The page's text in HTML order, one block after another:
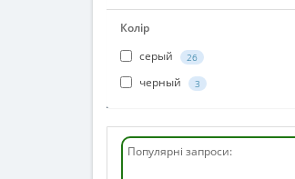
876мм 1
Колір
серый
26